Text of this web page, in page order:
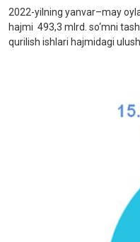
2022-yilning yanvar–may
hajmi 493,3 mlrd. so‘mni
qurilish ishlari hajmidagi